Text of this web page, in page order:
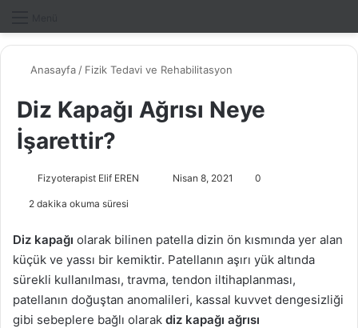
Anasayfa / Fizik Tedavi ve Rehabilitasyon
Diz Kapağı Ağrısı Neye
İşarettir?
Fizyoterapist Elif EREN
e
-
p
Nisan 8, 2021 0
2 dakika okuma süresi
Diz kapağı olarak bilinen patella dizin ön kısmında yer alan
küçük ve yassı bir kemiktir. Patellanın aşırı yük altında
sürekli kullanılması, travma, tendon iltihaplanması,
patellanın doğuştan anomalileri, kassal kuvvet dengesizliği
gibi sebeplere bağlı olarak diz kapağı ağrısı